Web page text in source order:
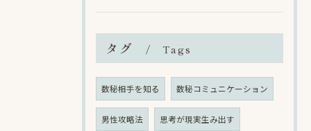
タグ Tags
数秘相手を知る 数秘コミュニケーション
男性攻略法 思考が現実生み出す